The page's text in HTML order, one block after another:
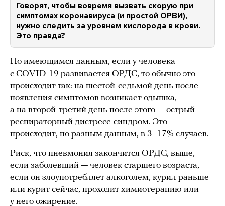
Говорят, чтобы вовремя вызвать скорую при
симптомах коронавируса (и простой ОРВИ),
нужно следить за уровнем кислорода в крови.
Это правда?
По имеющимся данным, если у человека
с COVID-19 развивается ОРДС, то обычно это
происходит так: на шестой-седьмой день после
появления симптомов возникает одышка,
а на второй-третий день после этого — острый
респираторный дистресс-синдром. Это
происходит, по разным данным, в 3–17% случаев.
Риск, что пневмония закончится ОРДС, выше,
если заболевший — человек старшего возраста,
если он злоупотребляет алкоголем, курил раньше
или курит сейчас, проходит химиотерапию или
у него ожирение.